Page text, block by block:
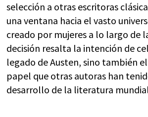
selección a otras escritoras
una ventana hacia el vasto
creado por mujeres a lo largo de
decisión resalta la intención de
legado de Austen, sino también
papel que otras autoras han
desarrollo de la literatura